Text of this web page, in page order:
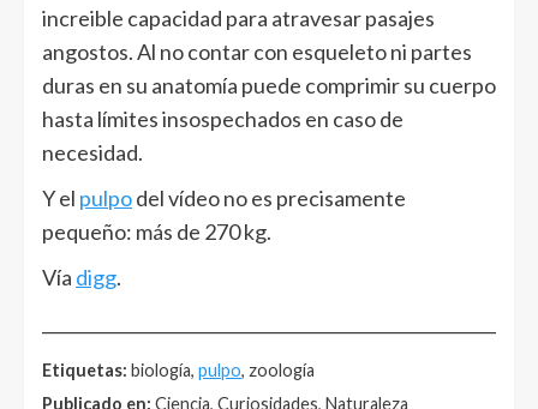
increible capacidad para atravesar pasajes
angostos. Al no contar con esqueleto ni partes
duras en su anatomía puede comprimir su cuerpo
hasta límites insospechados en caso de
necesidad.
Y el pulpodel vídeo no es precisamente
pequeño: más de 270 kg.
Vía digg.
Etiquetas: biología, pulpo, zoología
Publicado en: Ciencia, Curiosidades, Naturaleza